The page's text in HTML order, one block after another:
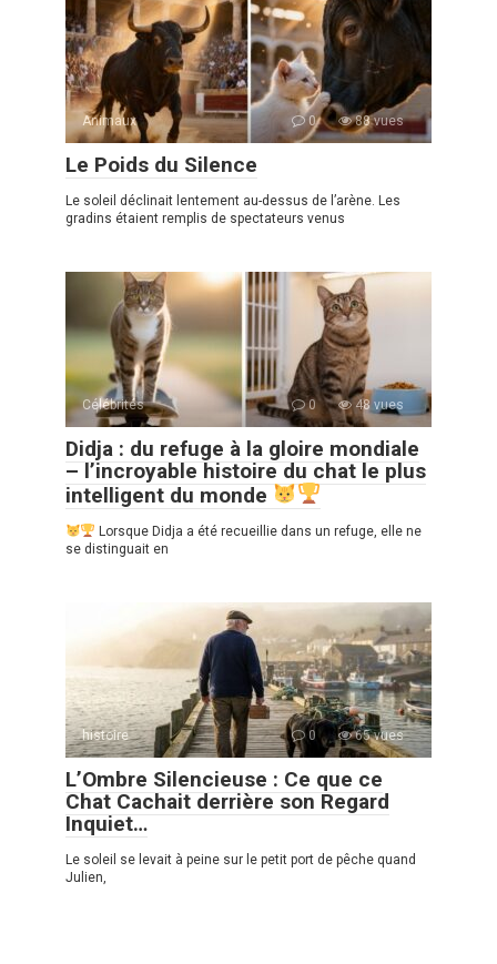
Animaux 0 88 vues
Le Poids du Silence
Le soleil déclinait lentement au-dessus de l’arène. Les
gradins étaient remplis de spectateurs venus
Célébrités 0 48 vues
Didja : du refuge à la gloire mondiale
– l’incroyable histoire du chat le plus
intelligent du monde
Lorsque Didja a été recueillie dans un refuge, elle ne
se distinguait en
histoire 0 65 vues
L’Ombre Silencieuse : Ce que ce
Chat Cachait derrière son Regard
Inquiet…
Le soleil se levait à peine sur le petit port de pêche quand
Julien,